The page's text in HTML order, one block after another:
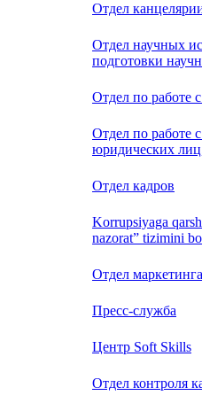
Oтдел
Отдел научных
подготовки
Отдел по работе
Отдел по работе
юридических
Отдел кадров
Korrupsiyaga
nazorat” tizimini
Отдел маркетинга
Пресс-служба
Центр Soft Skills
Отдел контроля